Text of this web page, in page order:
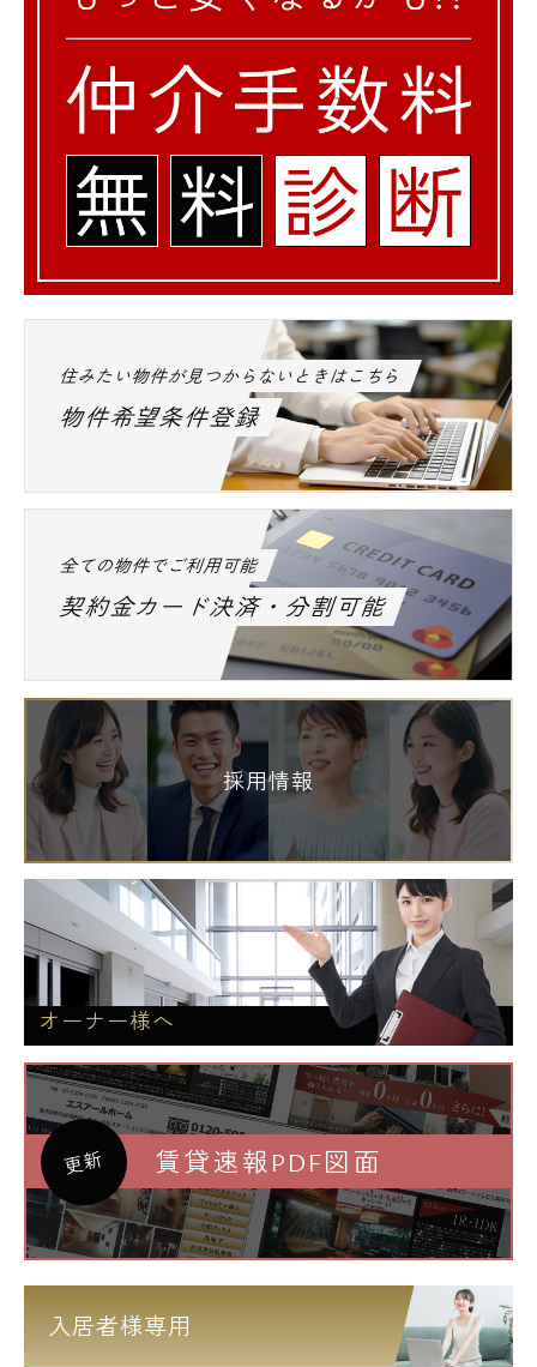
住みたい物件が見つからないときはこちら
物件希望条件登録
全ての物件でご利用可能
契約金カード決済・分割可能
採用情報
オーナー様へ
更新 賃貸速報PDF図面
入居者様専用